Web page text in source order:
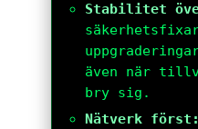
Stabilitet
även när
bry sig.
Nätverk först: